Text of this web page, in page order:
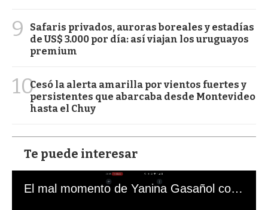
9
Safaris privados, auroras boreales y estadías
de US$ 3.000 por día: así viajan los uruguayos
premium
10Cesó la alerta amarilla por vientos fuertes y
persistentes que abarcaba desde Montevideo
hasta el Chuy
Te puede interesar
El mal momento de Yanina Gasañol con un hincha argentino en "Subrayado"